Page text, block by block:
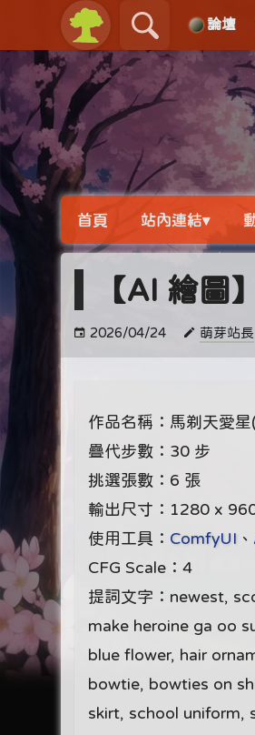
論壇
關於
首頁 站內連結▾
【AI 繪圖
2026/04/24 萌芽站長
作品名稱：馬剃天愛
疊代步數：30 步
挑選張數：6 張
輸出尺寸：1280 x
使用工具： ComfyUI 、
CFG Scale：4
提詞文字：newest,
make heroine ga oo
blue flower, hair
bowtie, bowties on
skirt, school uniform,